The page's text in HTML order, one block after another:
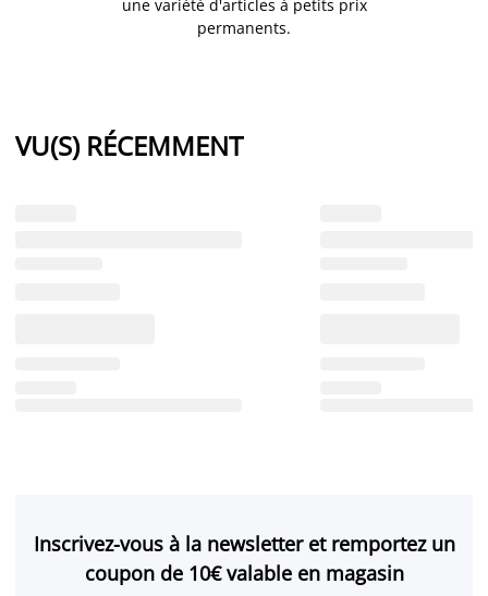
une variété d'articles à petits prix
permanents.
VU(S) RÉCEMMENT
Inscrivez-vous à la newsletter et remportez un
coupon de 10€ valable en magasin